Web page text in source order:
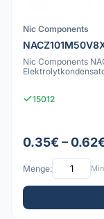
Nic Components
Nic Components
15012
0.35€ –
Menge: